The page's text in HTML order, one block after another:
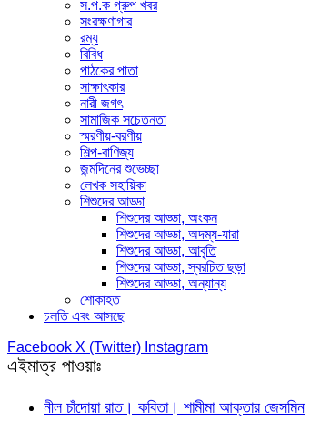
স.প.ক গ্রুপ খবর
সংরক্ষণাগার
রম্য
বিবিধ
পাঠকের পাতা
সাক্ষাৎকার
নারী জগৎ
সামাজিক সচেতনতা
স্মরণীয়-বরণীয়
শিল্প-বাণিজ্য
জন্মদিনের শুভেচ্ছা
লেখক সহায়িকা
শিশুদের আড্ডা
শিশুদের আড্ডা, অংকন
শিশুদের আড্ডা, অদম্য-যারা
শিশুদের আড্ডা, আবৃতি
শিশুদের আড্ডা, স্বরচিত ছড়া
শিশুদের আড্ডা, অন্যান্য
শোকাহত
চলতি এবং আসছে
Facebook X (Twitter) Instagram
এইমাত্র পাওয়াঃ
নীল চাঁদোয়া রাত। কবিতা। শামীমা আক্তার জেসমিন